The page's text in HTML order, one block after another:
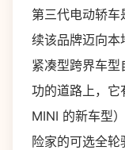
第三代电动轿
续该品牌迈向本
紧凑型跨界车
功的道路上，它
MINI 的新车型
险家的可选全